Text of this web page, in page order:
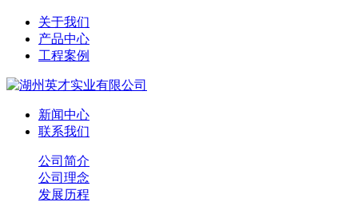
关于我们
产品中心
工程案例
新闻中心
联系我们
公司简介
公司理念
发展历程